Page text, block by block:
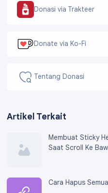
Donasi via Trakteer
Donate via Ko-Fi
Tentang Donasi
Artikel Terkait
Membuat Sticky
Saat Scroll Ke
Cara Hapus